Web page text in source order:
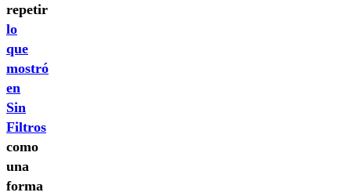
repetir
lo
que
mostró
en
Sin
Filtros
como
una
forma